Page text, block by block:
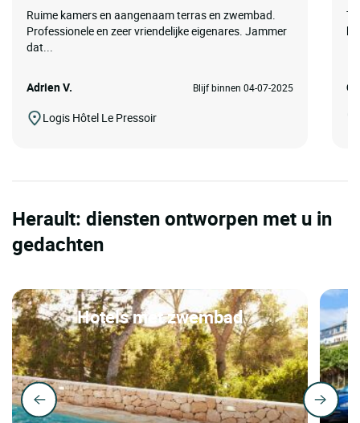
Ruime kamers en aangenaam terras en zwembad.
Professionele en zeer vriendelijke eigenares. Jammer
dat...
Adrien V. Blijf binnen 04-07-2025
Logis Hôtel Le Pressoir
Herault: diensten ontworpen met u in
gedachten
Hotels met zwembad